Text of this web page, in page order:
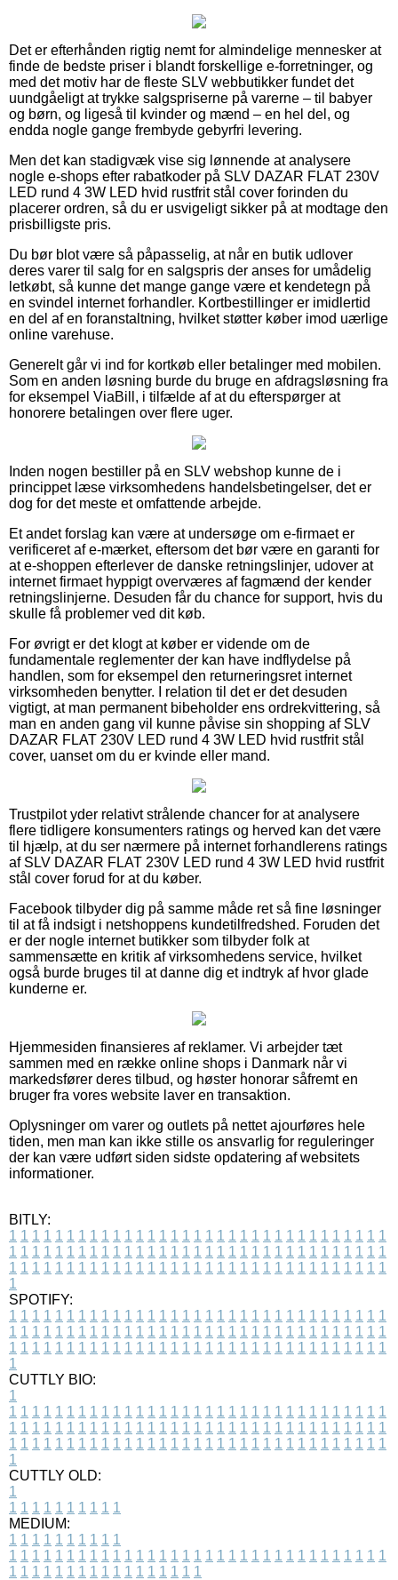
Det er efterhånden rigtig nemt for almindelige mennesker at
finde de bedste priser i blandt forskellige e-forretninger, og
med det motiv har de fleste SLV webbutikker fundet det
uundgåeligt at trykke salgspriserne på varerne – til babyer
og børn, og ligeså til kvinder og mænd – en hel del, og
endda nogle gange frembyde gebyrfri levering.
Men det kan stadigvæk vise sig lønnende at analysere
nogle e-shops efter rabatkoder på SLV DAZAR FLAT 230V
LED rund 4 3W LED hvid rustfrit stål cover forinden du
placerer ordren, så du er usvigeligt sikker på at modtage den
prisbilligste pris.
Du bør blot være så påpasselig, at når en butik udlover
deres varer til salg for en salgspris der anses for umådelig
letkøbt, så kunne det mange gange være et kendetegn på
en svindel internet forhandler. Kortbestillinger er imidlertid
en del af en foranstaltning, hvilket støtter køber imod uærlige
online varehuse.
Generelt går vi ind for kortkøb eller betalinger med mobilen.
Som en anden løsning burde du bruge en afdragsløsning fra
for eksempel ViaBill, i tilfælde af at du efterspørger at
honorere betalingen over flere uger.
Inden nogen bestiller på en SLV webshop kunne de i
princippet læse virksomhedens handelsbetingelser, det er
dog for det meste et omfattende arbejde.
Et andet forslag kan være at undersøge om e-firmaet er
verificeret af e-mærket, eftersom det bør være en garanti for
at e-shoppen efterlever de danske retningslinjer, udover at
internet firmaet hyppigt overværes af fagmænd der kender
retningslinjerne. Desuden får du chance for support, hvis du
skulle få problemer ved dit køb.
For øvrigt er det klogt at køber er vidende om de
fundamentale reglementer der kan have indflydelse på
handlen, som for eksempel den returneringsret internet
virksomheden benytter. I relation til det er det desuden
vigtigt, at man permanent bibeholder ens ordrekvittering, så
man en anden gang vil kunne påvise sin shopping af SLV
DAZAR FLAT 230V LED rund 4 3W LED hvid rustfrit stål
cover, uanset om du er kvinde eller mand.
Trustpilot yder relativt strålende chancer for at analysere
flere tidligere konsumenters ratings og herved kan det være
til hjælp, at du ser nærmere på internet forhandlerens ratings
af SLV DAZAR FLAT 230V LED rund 4 3W LED hvid rustfrit
stål cover forud for at du køber.
Facebook tilbyder dig på samme måde ret så fine løsninger
til at få indsigt i netshoppens kundetilfredshed. Foruden det
er der nogle internet butikker som tilbyder folk at
sammensætte en kritik af virksomhedens service, hvilket
også burde bruges til at danne dig et indtryk af hvor glade
kunderne er.
Hjemmesiden finansieres af reklamer. Vi arbejder tæt
sammen med en række online shops i Danmark når vi
markedsfører deres tilbud, og høster honorar såfremt en
bruger fra vores website laver en transaktion.
Oplysninger om varer og outlets på nettet ajourføres hele
tiden, men man kan ikke stille os ansvarlig for reguleringer
der kan være udført siden sidste opdatering af websitets
informationer.
BITLY:
1 1 1 1 1 1 1 1 1 1 1 1 1 1 1 1 1 1 1 1 1 1 1 1 1 1 1 1 1 1 1 1 1
1 1 1 1 1 1 1 1 1 1 1 1 1 1 1 1 1 1 1 1 1 1 1 1 1 1 1 1 1 1 1 1 1
1 1 1 1 1 1 1 1 1 1 1 1 1 1 1 1 1 1 1 1 1 1 1 1 1 1 1 1 1 1 1 1 1
1
SPOTIFY:
1 1 1 1 1 1 1 1 1 1 1 1 1 1 1 1 1 1 1 1 1 1 1 1 1 1 1 1 1 1 1 1 1
1 1 1 1 1 1 1 1 1 1 1 1 1 1 1 1 1 1 1 1 1 1 1 1 1 1 1 1 1 1 1 1 1
1 1 1 1 1 1 1 1 1 1 1 1 1 1 1 1 1 1 1 1 1 1 1 1 1 1 1 1 1 1 1 1 1
1
CUTTLY BIO:
1
1 1 1 1 1 1 1 1 1 1 1 1 1 1 1 1 1 1 1 1 1 1 1 1 1 1 1 1 1 1 1 1 1
1 1 1 1 1 1 1 1 1 1 1 1 1 1 1 1 1 1 1 1 1 1 1 1 1 1 1 1 1 1 1 1 1
1 1 1 1 1 1 1 1 1 1 1 1 1 1 1 1 1 1 1 1 1 1 1 1 1 1 1 1 1 1 1 1 1
1
CUTTLY OLD:
1
1 1 1 1 1 1 1 1 1 1
MEDIUM:
1 1 1 1 1 1 1 1 1 1
1 1 1 1 1 1 1 1 1 1 1 1 1 1 1 1 1 1 1 1 1 1 1 1 1 1 1 1 1 1 1 1 1
1 1 1 1 1 1 1 1 1 1 1 1 1 1 1 1 1